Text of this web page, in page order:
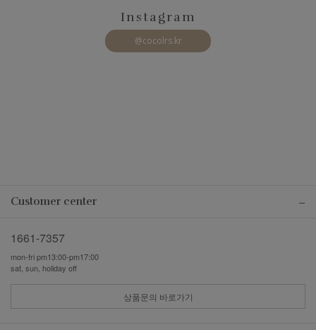
Instagram
@cocolrs.kr
Customer center
1661-7357
mon-fri pm13:00-pm17:00
sat, sun, holiday off
상품문의 바로가기